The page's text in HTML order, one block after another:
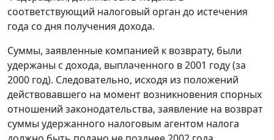
соответствующий налоговый орган до истечения
года со дня получения дохода.
Суммы, заявленные компанией к возврату, были
удержаны с дохода, выплаченного в 2001 году (за
2000 год). Следовательно, исходя из положений
действовавшего на момент возникновения спорных
отношений законодательства, заявление на возврат
суммы удержанного налоговым агентом налога